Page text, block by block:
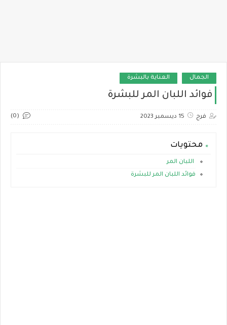
الجمال العناية بالبشرة
فوائد اللبان المر للبشرة
فرح 15 ديسمبر 2023 (0)
محتويات
اللبان المر
فوائد اللبان المر للبشرة